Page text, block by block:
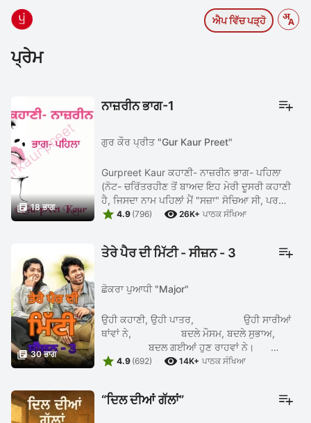
ਐਪ ਵਿੱਚ ਪੜ੍ਹੋ
ਪ੍ਰੇਮ
 18 ਭਾਗ
ਨਾਜ਼ਰੀਨ ਭਾਗ-1
ਗੁਰ ਕੌਰ ਪ੍ਰੀਤ "Gur Kaur Preet"
Gurpreet Kaur ਕਹਾਣੀ- ਨਾਜ਼ਰੀਨ ਭਾਗ- ਪਹਿਲਾ
(ਨੋਟ- ਚਰਿੱਤਰਹੀਣ ਤੋਂ ਬਾਅਦ ਇਹ ਮੇਰੀ ਦੂਸਰੀ ਕਹਾਣੀ
ਹੈ, ਜਿਸਦਾ ਨਾਮ ਪਹਿਲਾਂ ਮੈਂ "ਸਜ਼ਾ" ਸੋਚਿਆ ਸੀ, ਪਰ
ਨਾਜ਼ਰੀਨ ਮੈਨੂੰ ਵਧੇਰੇ ਢੁਕਵਾਂ ਲੱਗਿਆ। ਉਮੀਦ ਕਰਦੀ ਹਾਂ
 4.9 (796)  26K+ ਪਾਠਕ ਸੰਖਿਆ
 30 ਭਾਗ
ਤੇਰੇ ਪੈਰ ਦੀ ਮਿੱਟੀ - ਸੀਜ਼ਨ - 3
ਛੋਕਰਾ ਪੁਆਧੀ "Major"
ਉਹੀ ਕਹਾਣੀ, ਉਹੀ ਪਾਤਰ, ਉਹੀ ਸਾਰੀਆਂ
ਥਾਂਵਾਂ ਨੇ, ਬਦਲੇ ਮੌਸਮ, ਬਦਲੇ ਸੁਭਾਅ,
ਬਦਲ ਗਈਆਂ ਹੁਣ ਰਾਹਵਾਂ ਨੇ।
ਗੁਰਜੰਟ ਫਟਾਫਟ ਹਸਪਤਾਲ ...
 4.9 (692)  14K+ ਪਾਠਕ ਸੰਖਿਆ
“ਦਿਲ ਦੀਆਂ ਗੱਲਾਂ”